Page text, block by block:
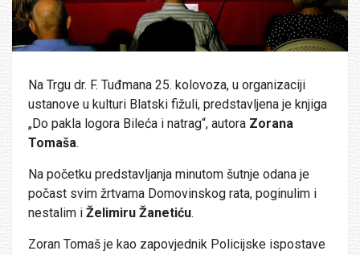
Na Trgu dr. F. Tuđmana 25. kolovoza, u organizaciji
ustanove u kulturi Blatski fižuli, predstavljena je knjiga
„Do pakla logora Bileća i natrag“, autora Zorana
Tomaša.
Na početku predstavljanja minutom šutnje odana je
počast svim žrtvama Domovinskog rata, poginulim i
nestalim i Želimiru Žanetiću.
Zoran Tomaš je kao zapovjednik Policijske ispostave